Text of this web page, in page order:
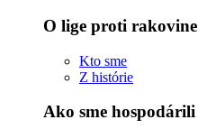
O lige proti rakovine
Kto sme
Z histórie
Ako sme hospodárili